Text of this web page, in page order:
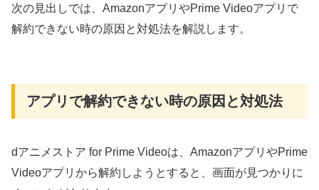
次の見出しでは、AmazonアプリやPrime Videoアプリで
解約できない時の原因と対処法を解説します。
アプリで解約できない時の原因と対処法
dアニメストア for Prime Videoは、AmazonアプリやPrime
Videoアプリから解約しようとすると、画面が見つかりに